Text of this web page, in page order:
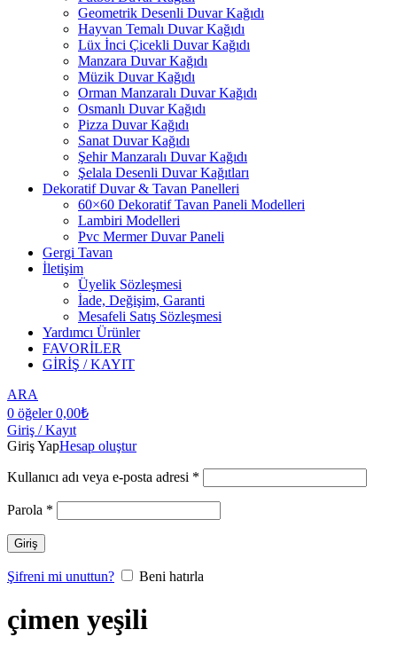
Geometrik Desenli Duvar Kağıdı
Hayvan Temalı Duvar Kağıdı
Lüx İnci Çicekli Duvar Kağıdı
Manzara Duvar Kağıdı
Müzik Duvar Kağıdı
Orman Manzaralı Duvar Kağıdı
Osmanlı Duvar Kağıdı
Pizza Duvar Kağıdı
Sanat Duvar Kağıdı
Şehir Manzaralı Duvar Kağıdı
Şelala Desenli Duvar Kağıtları
Dekoratif Duvar & Tavan Panelleri
60×60 Dekoratif Tavan Paneli Modelleri
Lambiri Modelleri
Pvc Mermer Duvar Paneli
Gergi Tavan
İletişim
Üyelik Sözleşmesi
İade, Değişim, Garanti
Mesafeli Satış Sözleşmesi
Yardımcı Ürünler
FAVORİLER
GİRİŞ / KAYIT
ARA
0 öğeler 0,00₺
Giriş / Kayıt
Giriş YapHesap oluştur
Kullanıcı adı veya e-posta adresi *
Parola *
Giriş
Şifreni mi unuttun? Beni hatırla
çimen yeşili